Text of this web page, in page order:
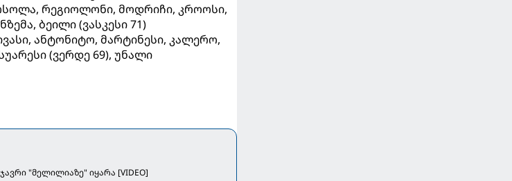
რეგიოლონი, მოდრიჩი, კროოსი,
ბეილი (ვასკესი 71)
ანტონიტო, მარტინესი, კალერო,
(ვერდე 69), უნალი
"მელილიაზე" იყარა [VIDEO]